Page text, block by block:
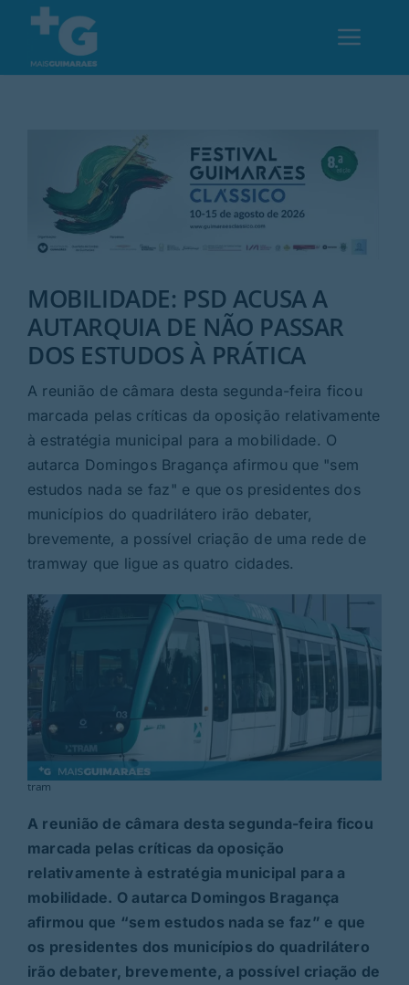
content
Desporto
Opinião
Região
Rubricas
Jornal
Revista
For:
MOBILIDADE: PSD ACUSA A
AUTARQUIA DE NÃO PASSAR
DOS ESTUDOS À PRÁTICA
A reunião de câmara desta segunda-feira ficou
marcada pelas críticas da oposição relativamente
à estratégia municipal para a mobilidade. O
autarca Domingos Bragança afirmou que "sem
estudos nada se faz" e que os presidentes dos
municípios do quadrilátero irão debater,
brevemente, a possível criação de uma rede de
tramway que ligue as quatro cidades.
tram
A reunião de câmara desta segunda-feira ficou
marcada pelas críticas da oposição
relativamente à estratégia municipal para a
mobilidade. O autarca Domingos Bragança
afirmou que “sem estudos nada se faz” e que
os presidentes dos municípios do quadrilátero
irão debater, brevemente, a possível criação de